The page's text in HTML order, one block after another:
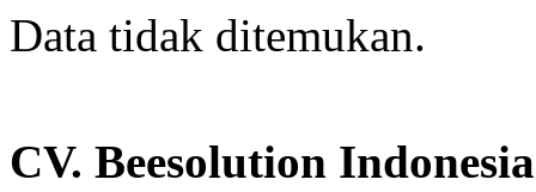
Data tidak ditemukan.
CV. Beesolution Indonesia